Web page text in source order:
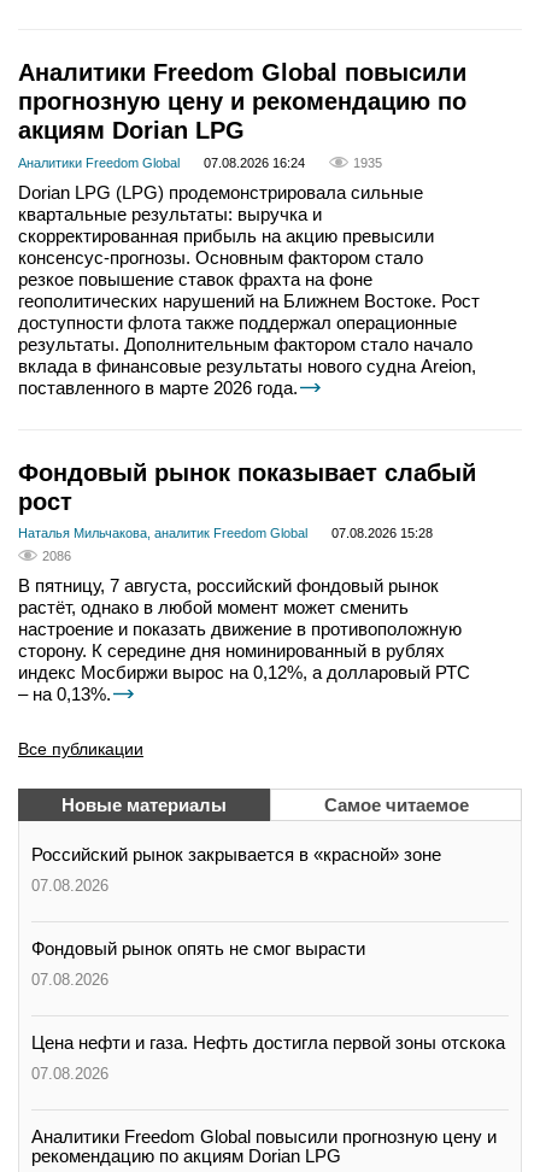
Аналитики Freedom Global повысили
прогнозную цену и рекомендацию по
акциям Dorian LPG
Аналитики Freedom Global 07.08.2026 16:24 1935
Dorian LPG (LPG) продемонстрировала сильные
квартальные результаты: выручка и
скорректированная прибыль на акцию превысили
консенсус-прогнозы. Основным фактором стало
резкое повышение ставок фрахта на фоне
геополитических нарушений на Ближнем Востоке. Рост
доступности флота также поддержал операционные
результаты. Дополнительным фактором стало начало
вклада в финансовые результаты нового судна Areion,
поставленного в марте 2026 года.
Фондовый рынок показывает слабый
рост
Наталья Мильчакова, аналитик Freedom Global
07.08.2026 15:28
2086
В пятницу, 7 августа, российский фондовый рынок
растёт, однако в любой момент может сменить
настроение и показать движение в противоположную
сторону. К середине дня номинированный в рублях
индекс Мосбиржи вырос на 0,12%, а долларовый РТС
– на 0,13%.
Все публикации
Новые материалы Самое читаемое
Российский рынок закрывается в «красной» зоне
07.08.2026
Фондовый рынок опять не смог вырасти
07.08.2026
Цена нефти и газа. Нефть достигла первой зоны отскока
07.08.2026
Аналитики Freedom Global повысили прогнозную цену и
рекомендацию по акциям Dorian LPG